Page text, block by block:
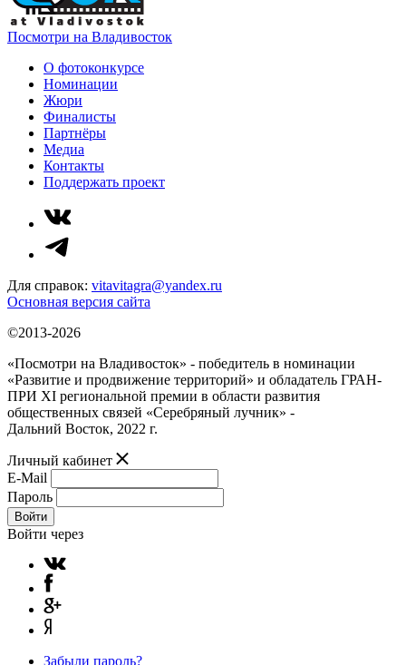
Посмотри на Владивосток
О фотоконкурсе
Номинации
Жюри
Финалисты
Партнёры
Медиа
Контакты
Поддержать проект
Для справок: vitavitagra@yandex.ru
Основная версия сайта
©2013-2026
«Посмотри на Владивосток» - победитель в номинации
«Развитие и продвижение территорий» и обладатель ГРАН-
ПРИ XI региональной премии в области развития
общественных связей «Серебряный лучник» -
Дальний Восток, 2022 г.
Личный кабинет
E-Mail
Пароль
Войти
Войти через
Забыли пароль?